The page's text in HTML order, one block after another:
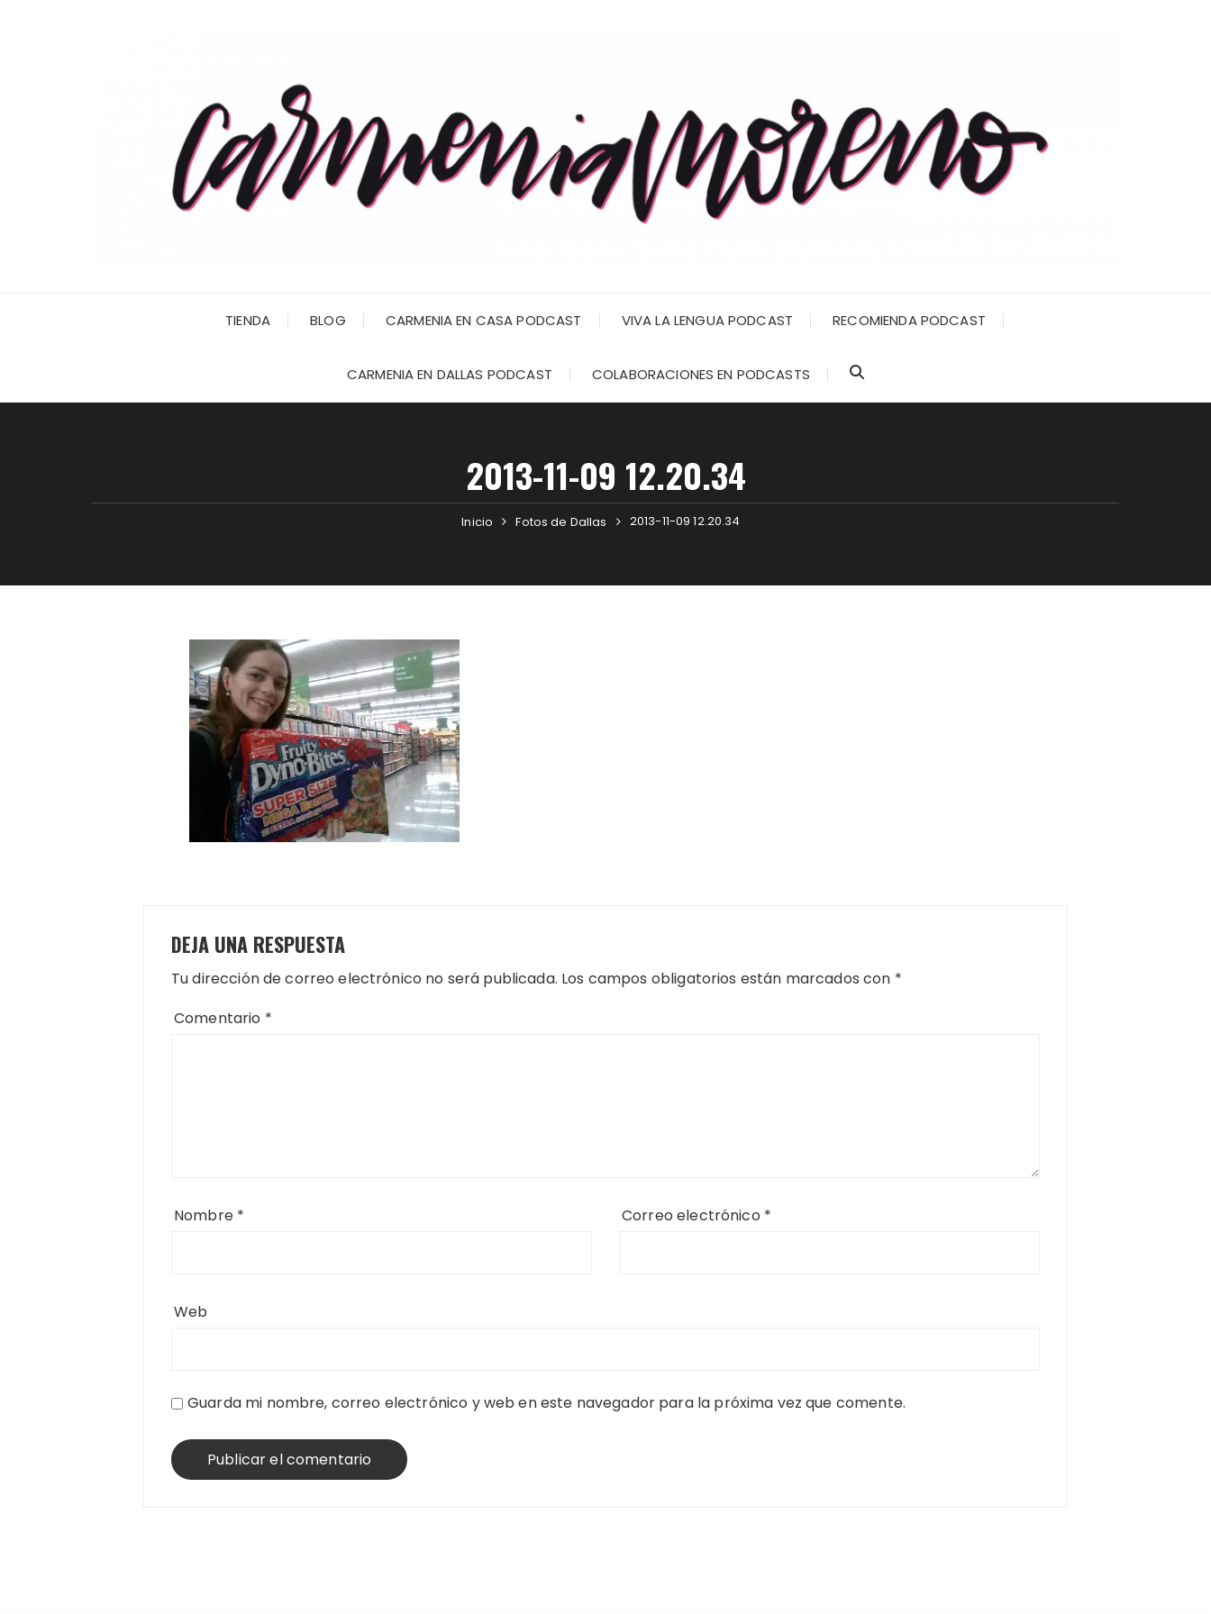
TIENDA BLOG CARMENIA EN CASA PODCAST VIVA LA LENGUA PODCAST RECOMIENDA PODCAST
CARMENIA EN DALLAS PODCAST COLABORACIONES EN PODCASTS
2013-11-09 12.20.34
Inicio Fotos de Dallas 2013-11-09 12.20.34
DEJA UNA RESPUESTA
Tu dirección de correo electrónico no será publicada. Los campos obligatorios están marcados con *
Comentario *
Nombre * Correo electrónico *
Web
Guarda mi nombre, correo electrónico y web en este navegador para la próxima vez que comente.